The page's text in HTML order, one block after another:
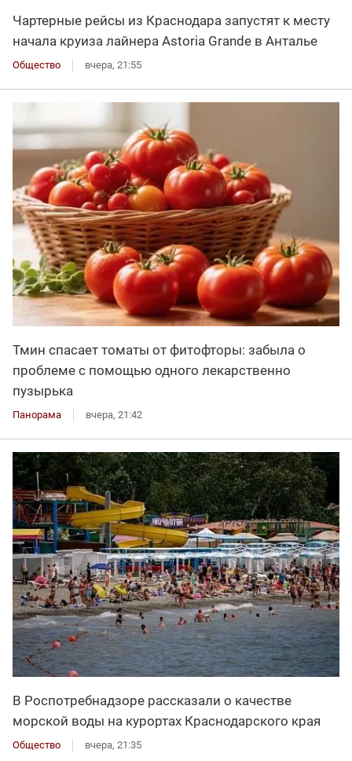
Чартерные рейсы из Краснодара запустят к месту
начала круиза лайнера Astoria Grande в Анталье
Общество вчера, 21:55
Тмин спасает томаты от фитофторы: забыла о
проблеме с помощью одного лекарственно
пузырька
Панорама вчера, 21:42
В Роспотребнадзоре рассказали о качестве
морской воды на курортах Краснодарского края
Общество вчера, 21:35